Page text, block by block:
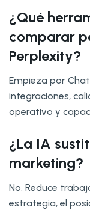
¿Qué
comparar
Perplexity?
Empieza por
integraciones,
operativo y
¿La IA
marketing?
No. Reduce
estrategia, el